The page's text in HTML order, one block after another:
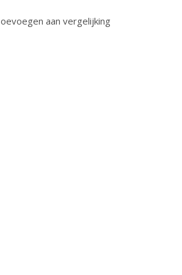
aan vergelijking